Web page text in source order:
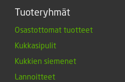
Tuoteryhmät
Osastottomat tuotteet
Kukkasipulit
Kukkien siemenet
Lannoitteet